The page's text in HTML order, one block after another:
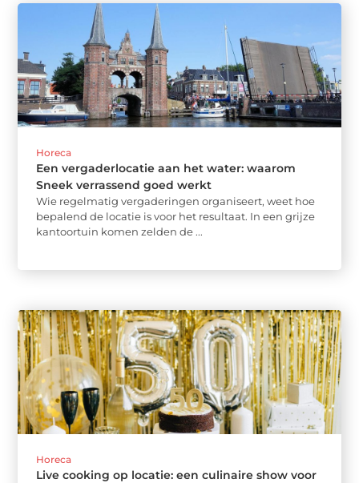
Horeca
Een vergaderlocatie aan het water: waarom
Sneek verrassend goed werkt
Wie regelmatig vergaderingen organiseert, weet hoe
bepalend de locatie is voor het resultaat. In een grijze
kantoortuin komen zelden de ...
Horeca
Live cooking op locatie: een culinaire show voor